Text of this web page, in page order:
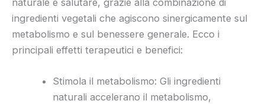
ingredienti vegetali che agiscono sinergicamente sul
metabolismo e sul benessere generale. Ecco i
principali effetti terapeutici e benefici:
Stimola il metabolismo: Gli ingredienti
naturali accelerano il metabolismo,